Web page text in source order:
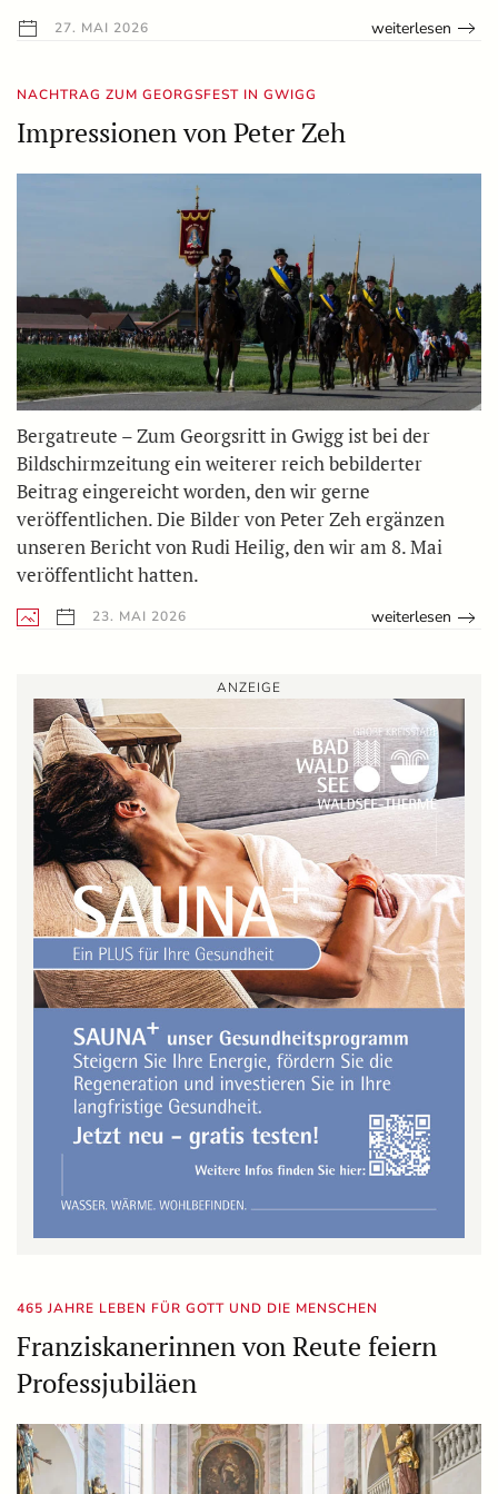
27. MAI 2026 weiterlesen
NACHTRAG ZUM GEORGSFEST IN GWIGG
Impressionen von Peter Zeh
Bergatreute – Zum Georgsritt in Gwigg ist bei der
Bildschirmzeitung ein weiterer reich bebilderter
Beitrag eingereicht worden, den wir gerne
veröffentlichen. Die Bilder von Peter Zeh ergänzen
unseren Bericht von Rudi Heilig, den wir am 8. Mai
veröffentlicht hatten.
23. MAI 2026 weiterlesen
ANZEIGE
465 JAHRE LEBEN FÜR GOTT UND DIE MENSCHEN
Franziskanerinnen von Reute feiern
Professjubiläen